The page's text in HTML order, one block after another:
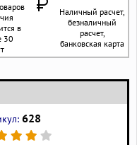
в
30
Наличный расчет,
безналичный
расчет,
банковская карта
628